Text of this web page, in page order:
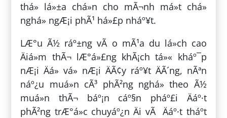
thá» lá»±a chá»n cho mÃ¬nh má»t chá»
nghá» ngÆ¡i phÃ¹ há»£p nháº¥t.
LÆ°u Ã½ ráº±ng vÃ o mÃ¹a du lá»ch cao
Äiá»m thÃ¬ lÆ°á»£ng khÃ¡ch tá»« kháº¯p
nÆ¡i Äá» vá» nÆ¡i ÄÃ¢y ráº¥t ÄÃ´ng, nÃªn
náº¿u muá»n cÃ³ phÃ²ng nghá» theo Ã½
muá»n thÃ¬ báº¡n cáº§n pháº£i Äáº·t
phÃ²ng trÆ°á»c chuyáº¿n Äi vÃ Äáº·t tháº­t